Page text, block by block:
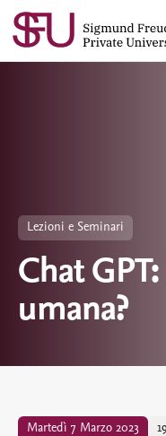
Lezioni e Seminari
Chat
umana?
Martedì 7 Marzo 2023